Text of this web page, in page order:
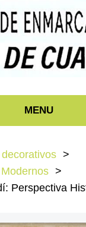
MENU
Perspectiva